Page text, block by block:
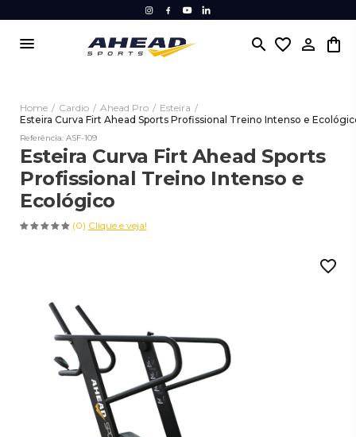
menu search favorite_border
Home / Cardio / Ahead Pro / Esteira /
Esteira Curva Firt Ahead Sports Profissional Treino Intenso e
Esteira Curva Firt Ahead Sports
Profissional Treino Intenso e
Ecológico
(0) Clique e veja!
Referência: ASF-109